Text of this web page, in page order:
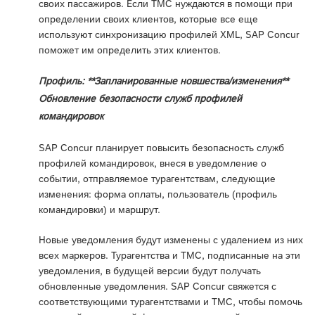
своих пассажиров. Если TMC нуждаются в помощи при
определении своих клиентов, которые все еще
используют синхронизацию профилей XML, SAP Concur
поможет им определить этих клиентов.
Профиль: **Запланированные новшества/изменения**
Обновление безопасности служб профилей
командировок
SAP Concur планирует повысить безопасность служб
профилей командировок, внеся в уведомление о
событии, отправляемое турагентствам, следующие
изменения: форма оплаты, пользователь (профиль
командировки) и маршрут.
Новые уведомления будут изменены с удалением из них
всех маркеров. Турагентства и TMC, подписанные на эти
уведомления, в будущей версии будут получать
обновленные уведомления. SAP Concur свяжется с
соответствующими турагентствами и TMC, чтобы помочь